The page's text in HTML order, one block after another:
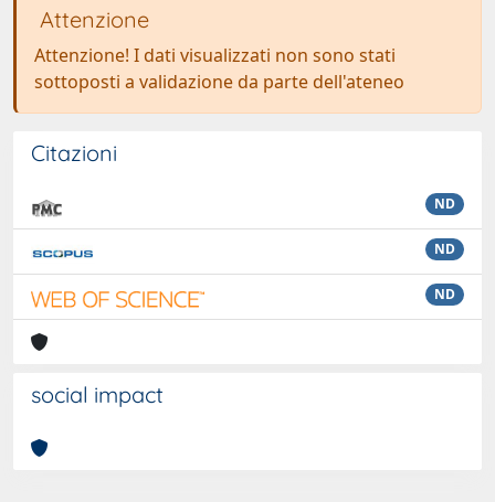
Attenzione
Attenzione! I dati visualizzati non sono stati
sottoposti a validazione da parte dell'ateneo
Citazioni
ND
ND
ND
social impact